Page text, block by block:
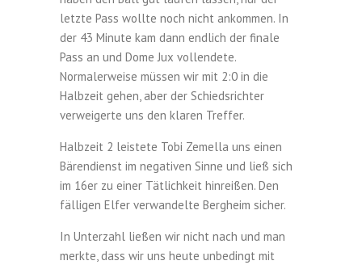
letzte Pass wollte noch nicht ankommen. In
der 43 Minute kam dann endlich der finale
Pass an und Dome Jux vollendete.
Normalerweise müssen wir mit 2:0 in die
Halbzeit gehen, aber der Schiedsrichter
verweigerte uns den klaren Treffer.
Halbzeit 2 leistete Tobi Zemella uns einen
Bärendienst im negativen Sinne und ließ sich
im 16er zu einer Tätlichkeit hinreißen. Den
fälligen Elfer verwandelte Bergheim sicher.
In Unterzahl ließen wir nicht nach und man
merkte, dass wir uns heute unbedingt mit